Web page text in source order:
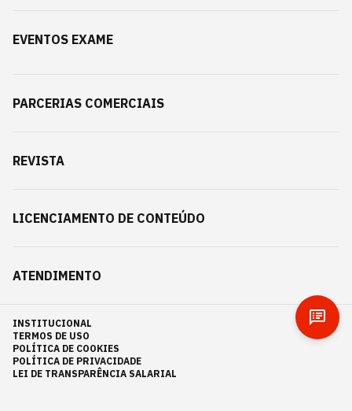
EVENTOS EXAME
PARCERIAS COMERCIAIS
REVISTA
LICENCIAMENTO DE CONTEÚDO
ATENDIMENTO
INSTITUCIONAL
TERMOS DE USO
POLÍTICA DE COOKIES
POLÍTICA DE PRIVACIDADE
LEI DE TRANSPARÊNCIA SALARIAL